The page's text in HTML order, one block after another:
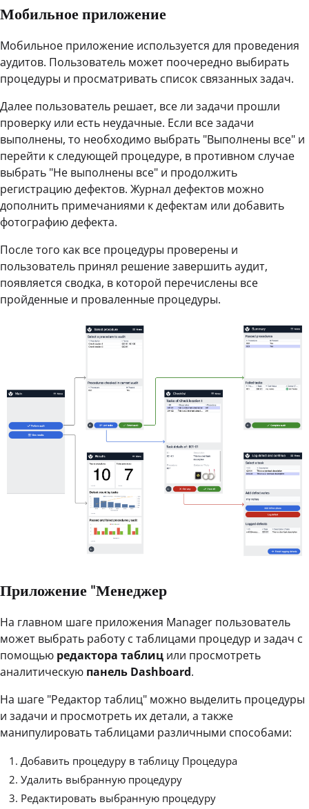
Мобильное приложение
Мобильное приложение используется для проведения
аудитов. Пользователь может поочередно выбирать
процедуры и просматривать список связанных задач.
Далее пользователь решает, все ли задачи прошли
проверку или есть неудачные. Если все задачи
выполнены, то необходимо выбрать "Выполнены все" и
перейти к следующей процедуре, в противном случае
выбрать "Не выполнены все" и продолжить
регистрацию дефектов. Журнал дефектов можно
дополнить примечаниями к дефектам или добавить
фотографию дефекта.
После того как все процедуры проверены и
пользователь принял решение завершить аудит,
появляется сводка, в которой перечислены все
пройденные и проваленные процедуры.
Приложение "Менеджер
На главном шаге приложения Manager пользователь
может выбрать работу с таблицами процедур и задач с
помощью редактора таблиц или просмотреть
аналитическую панель Dashboard.
На шаге "Редактор таблиц" можно выделить процедуры
и задачи и просмотреть их детали, а также
манипулировать таблицами различными способами:
Добавить процедуру в таблицу Процедура
Удалить выбранную процедуру
Редактировать выбранную процедуру